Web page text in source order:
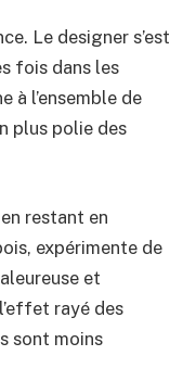
Le designer s’est
fois dans les
à l’ensemble de
plus polie des
restant en
expérimente de
et
rayé des
sont moins